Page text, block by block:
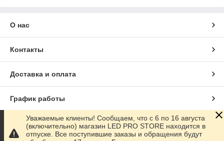
О нас
Контакты
Доставка и оплата
График работы
Полная версия сайта
Уважаемые клиенты! Сообщаем, что с 6 по 16 августа
(включительно) магазин LED PRO STORE находится в
отпуске. Все поступившие заказы и обращения будут